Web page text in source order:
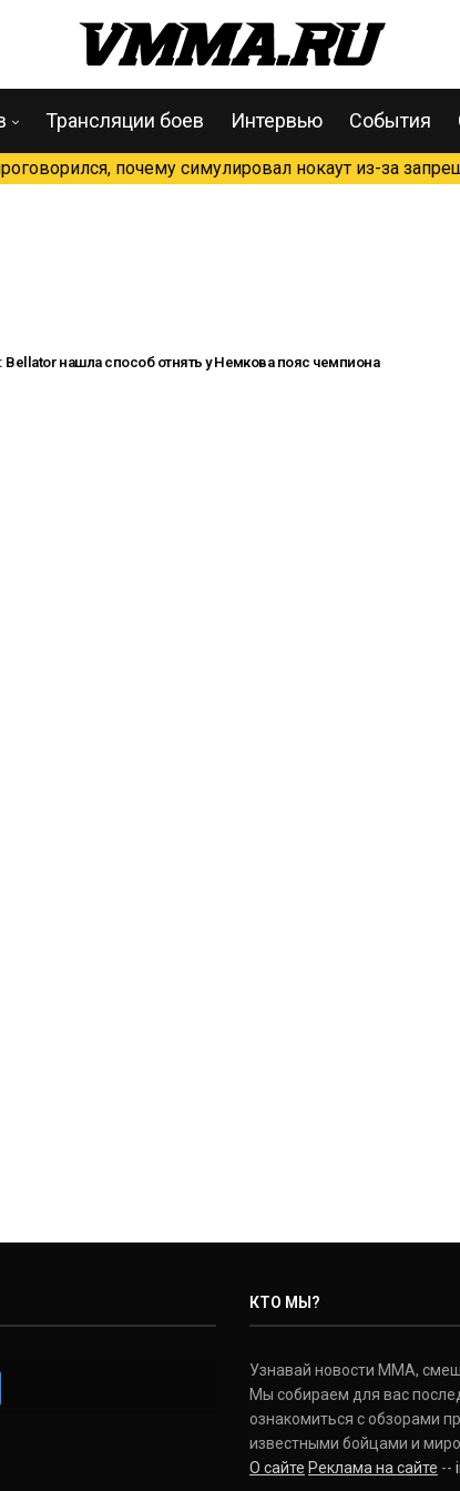
Трансляции боев Интервью События
почему симулировал нокаут из-за
нашла способ отнять у Немкова пояс чемпиона
КТО МЫ?
Узнавай новости ММА,
Мы собираем для вас
ознакомиться с обзорами
известными бойцами и
О сайте Реклама на сайте --